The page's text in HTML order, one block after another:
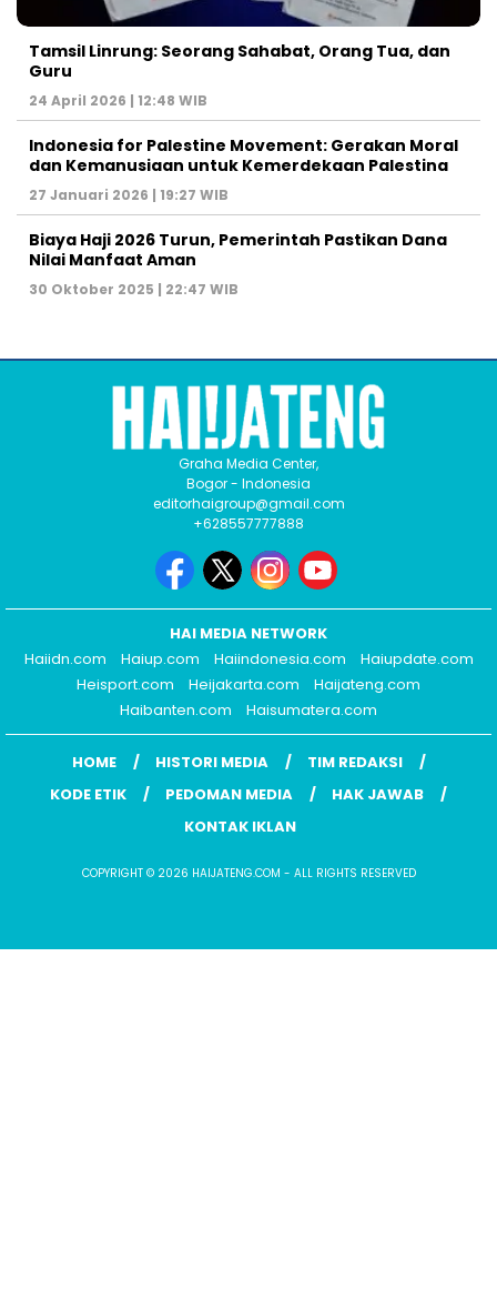
Tamsil Linrung: Seorang Sahabat, Orang Tua, dan
Guru
24 April 2026 | 12:48 WIB
Indonesia for Palestine Movement: Gerakan Moral
dan Kemanusiaan untuk Kemerdekaan Palestina
27 Januari 2026 | 19:27 WIB
Biaya Haji 2026 Turun, Pemerintah Pastikan Dana
Nilai Manfaat Aman
30 Oktober 2025 | 22:47 WIB
Graha Media Center,
Bogor - Indonesia
editorhaigroup@gmail.com
+628557777888
HAI MEDIA NETWORK
Haiidn.com
Haiup.com Haiindonesia.com
Haiupdate.com
Heisport.com
Heijakarta.com
Haijateng.com
Haibanten.com
Haisumatera.com
HOME HISTORI MEDIA
TIM REDAKSI
KODE ETIK
PEDOMAN MEDIA
HAK JAWAB
KONTAK IKLAN
COPYRIGHT © 2026 HAIJATENG.COM - ALL RIGHTS RESERVED